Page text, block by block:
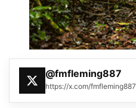
@fmfleming887
https://x.com/fmfleming887